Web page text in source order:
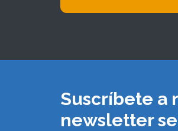
Suscríbete a
newsletter